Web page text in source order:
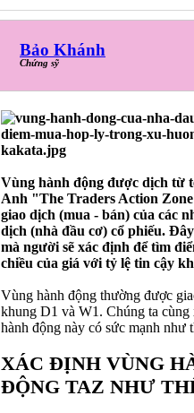
Bảo Khánh
Chứng sỹ
Vùng hành động được dịch từ
Anh "The Traders Action
giao dịch (mua - bán) của các
dịch (nhà đầu cơ) cổ phiếu.
mà người sẽ xác định để tìm
chiều của giá với tỷ lệ tin cậy
Vùng hành động thường được
khung D1 và W1. Chúng ta cùng
hành động này có sức mạnh như
XÁC ĐỊNH VÙNG
ĐỘNG TAZ NHƯ